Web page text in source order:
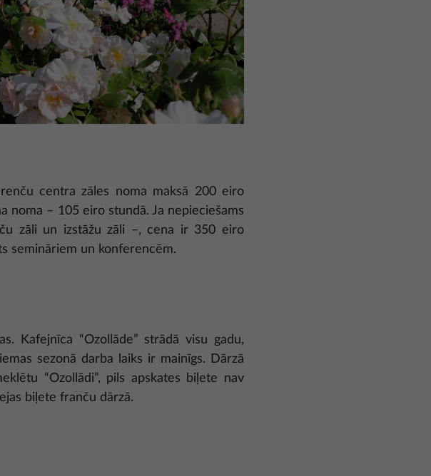
centra zāles noma maksā 200 eiro
noma – 105 eiro stundā. Ja nepieciešams
zāli un izstāžu zāli –, cena ir 350 eiro
semināriem un konferencēm.
Kafejnīca “Ozollāde” strādā visu gadu,
sezonā darba laiks ir mainīgs. Dārzā
“Ozollādi”, pils apskates biļete nav
biļete franču dārzā.